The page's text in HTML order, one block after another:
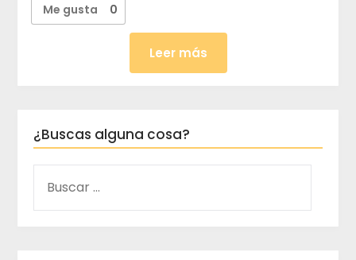
Me gusta 0
Leer más
¿Buscas alguna cosa?